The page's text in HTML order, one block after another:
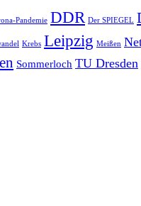
Pandemie DDR Der SPIEGEL
Krebs Leipzig Meißen
Sommerloch TU Dresden